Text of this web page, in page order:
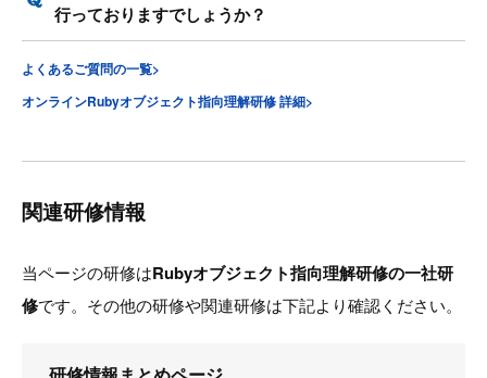
行っておりますでしょうか？
よくあるご質問の一覧>
オンラインRubyオブジェクト指向理解研修 詳細>
関連研修情報
当ページの研修はRubyオブジェクト指向理解研修の一社研
修です。その他の研修や関連研修は下記より確認ください。